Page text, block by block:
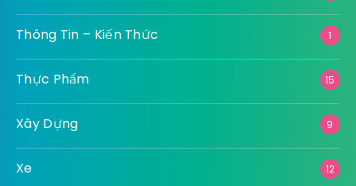
Thông Tin – Kiến Thức 1
Thực Phẩm 15
Xây Dựng 9
Xe 12